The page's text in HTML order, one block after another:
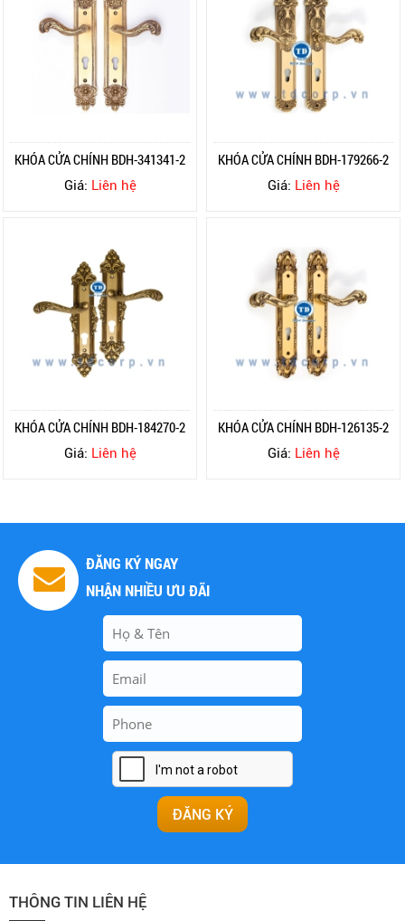
KHÓA CỬA CHÍNH BDH-341341-2
Giá: Liên hệ
KHÓA CỬA CHÍNH BDH-179266-2
Giá: Liên hệ
KHÓA CỬA CHÍNH BDH-184270-2
Giá: Liên hệ
KHÓA CỬA CHÍNH BDH-126135-2
Giá: Liên hệ
ĐĂNG KÝ NGAY
NHẬN NHIỀU ƯU ĐÃI
THÔNG TIN LIÊN HỆ